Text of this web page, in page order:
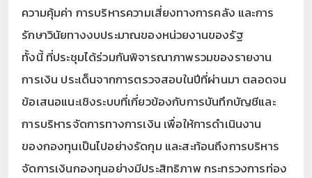
ความคุ้มค่า การบริหารความเสี่ยงทางการคลัง และการ
รักษาวินัยทางงบประมาณของหน่วยงานของรัฐ
ทั้งนี้ ที่ประชุมได้ร่วมกันพิจารณาภาพรวมของรายงาน
การเงิน ประเด็นจากการตรวจสอบในปีที่ผ่านมา ตลอดจน
ข้อเสนอแนะเชิงระบบที่เกี่ยวข้องกับการบันทึกบัญชีและ
การบริหารจัดการทางการเงิน เพื่อให้การดำเนินงาน
ของกองทุนเป็นไปอย่างรัดกุม และสะท้อนถึงการบริหาร
จัดการเงินกองทุนอย่างมีประสิทธิภาพ กระทรวงการท่อง